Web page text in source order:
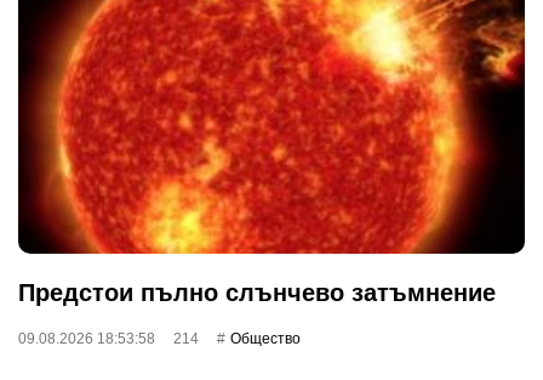
Предстои пълно слънчево затъмнение
09.08.2026 18:53:58 214 Общество